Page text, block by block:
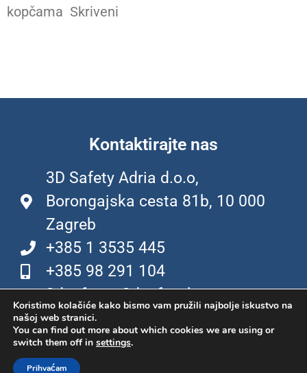
kopčama Skriveni
Kontaktirajte nas
3D Safety Adria d.o.o,
Borongajska cesta 81b, 10 000
Zagreb
+385 1 3535 445
+385 98 291 104
3dsafety@3dsafety.hr
Koristimo kolačiće kako bismo vam pružili najbolje iskustvo na
našoj web stranici.
You can find out more about which cookies we are using or
switch them off in settings.
Prihvaćam